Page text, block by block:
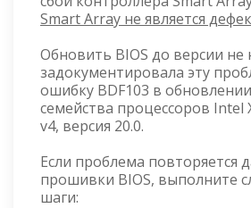
Smart Array не является
Обновить BIOS до версии не
задокументировала эту
ошибку BDF103 в
семейства процессоров Intel
v4, версия 20.0.
Если проблема повторяется
прошивки BIOS, выполните
шаги: